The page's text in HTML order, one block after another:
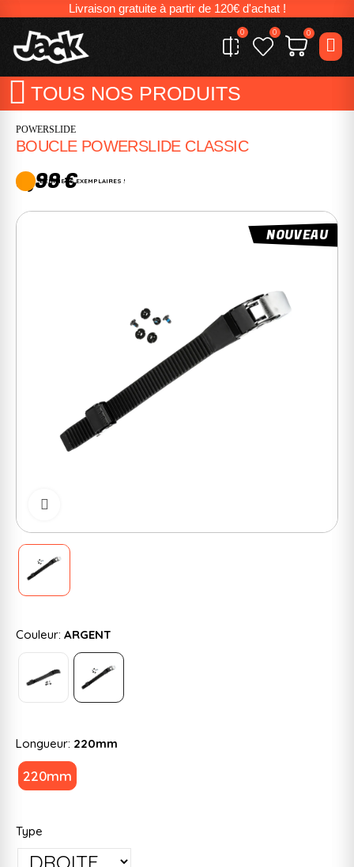
Livraison gratuite à partir de 120€ d'achat !
0 0 0
TOUS NOS PRODUITS
POWERSLIDE
BOUCLE POWERSLIDE CLASSIC
6,99 €
DERNIERS EXEMPLAIRES !
NOUVEAU
Couleur: ARGENT
Longueur: 220mm
220mm
Type